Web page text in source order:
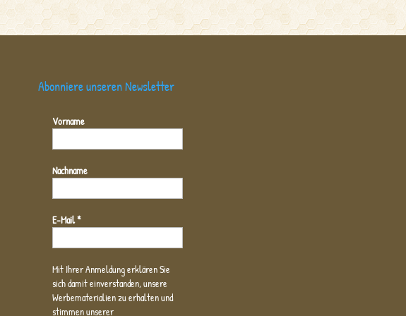
Abonniere unseren Newsletter
Vorname
Nachname
E-Mail*
Mit Ihrer Anmeldung erklären Sie
sich damit einverstanden, unsere
Werbematerialien zu erhalten und
stimmen unserer